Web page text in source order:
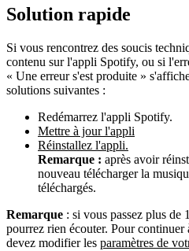
Solution rapide
Si vous rencontrez des soucis
contenu sur l'appli Spotify, ou si
« Une erreur s'est produite »
solutions suivantes :
Redémarrez l'appli Spotify.
Mettre à jour l'appli
Réinstallez l'appli.
Remarque : après avoir
nouveau télécharger la
téléchargés.
Remarque : si vous passez plus de
pourrez rien écouter. Pour
devez modifier les paramètres de